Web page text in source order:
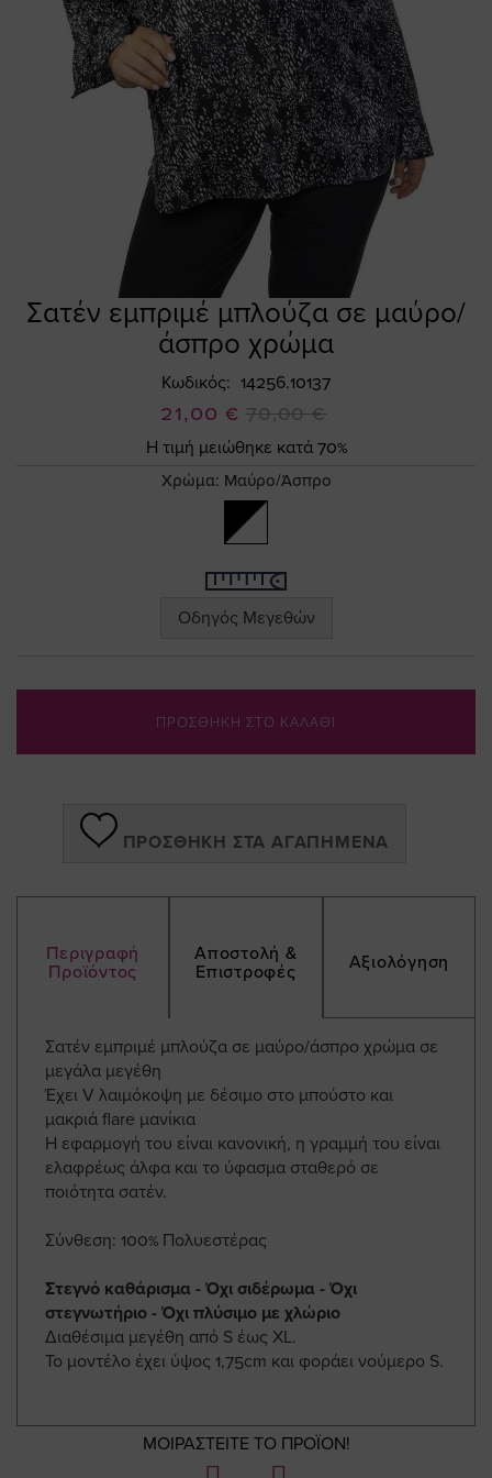
Σατέν εμπριμέ μπλούζα σε μαύρο/
άσπρο χρώμα
Κωδικός 14256.10137
Ειδική
Τιμή
21,00 € 70,00 €
Η τιμή μειώθηκε κατά 70%
Χρώμα: Μαύρο/Άσπρο
Οδηγός Μεγεθών
ΠΡΟΣΘΗΚΗ ΣΤΟ ΚΑΛΑΘΙ
ΠΡΟΣΘΉΚΗ ΣΤΑ ΑΓΑΠΗΜΈΝΑ
Περιγραφή
Προϊόντος
Αποστολή &
Επιστροφές
Αξιολόγηση
Σατέν εμπριμέ μπλούζα σε μαύρο/άσπρο χρώμα σε
μεγάλα μεγέθη
Έχει V λαιμόκοψη με δέσιμο στο μπούστο και
μακριά flare μανίκια
Η εφαρμογή του είναι κανονική, η γραμμή του είναι
ελαφρέως άλφα και το ύφασμα σταθερό σε
ποιότητα σατέν.
Σύνθεση: 100% Πολυεστέρας
Στεγνό καθάρισμα - Όχι σιδέρωμα - Όχι
στεγνωτήριο - Όχι πλύσιμο με χλώριο
Διαθέσιμα μεγέθη από S έως XL.
Το μοντέλο έχει ύψος 1,75cm και φοράει νούμερο S.
ΜΟΙΡΑΣΤΕΙΤΕ ΤΟ ΠΡΟΪΟΝ!
Skip